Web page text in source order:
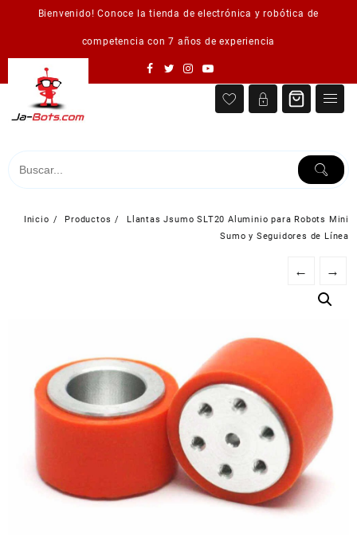
Bienvenido! Conoce la tienda de electrónica y robótica de
competencia con 7 años de experiencia
Inicio Productos
Llantas Jsumo SLT20 Aluminio para Robots Mini
Sumo y Seguidores de Línea
← →